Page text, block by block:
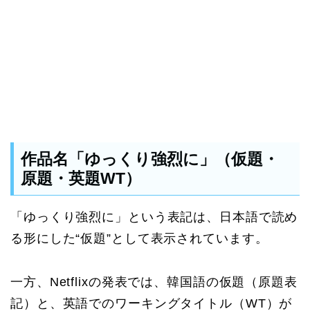
作品名「ゆっくり強烈に」（仮題・
原題・英題WT）
「ゆっくり強烈に」という表記は、日本語で読め
る形にした“仮題”として表示されています。
一方、Netflixの発表では、韓国語の仮題（原題表
記）と、英語でのワーキングタイトル（WT）が